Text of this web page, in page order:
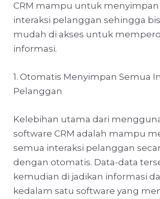
CRM mampu untuk menyimpan
interaksi pelanggan sehingga
mudah di akses untuk
informasi.
1. Otomatis Menyimpan Semua
Pelanggan
Kelebihan utama dari
software CRM adalah mampu
semua interaksi pelanggan
dengan otomatis. Data-data
kemudian di jadikan informasi
kedalam satu software yang